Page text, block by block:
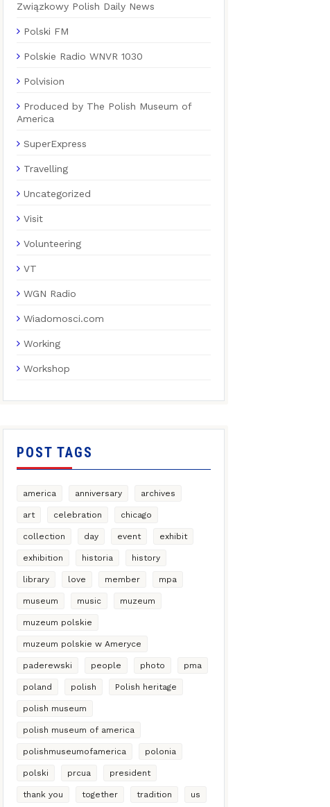
Związkowy Polish Daily News
Polski FM
Polskie Radio WNVR 1030
Polvision
Produced by The Polish Museum of
America
SuperExpress
Travelling
Uncategorized
Visit
Volunteering
VT
WGN Radio
Wiadomosci.com
Working
Workshop
POST TAGS
america anniversary archives
art celebration chicago
collection day event exhibit
exhibition historia history
library love member mpa
museum music muzeum
muzeum polskie
muzeum polskie w Ameryce
paderewski people photo pma
poland polish Polish heritage
polish museum
polish museum of america
polishmuseumofamerica polonia
polski prcua president
thank you together tradition us